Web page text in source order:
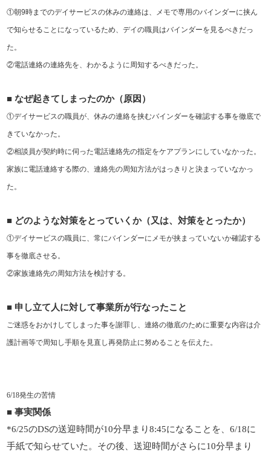
①朝9時までのデイサービスの休みの連絡は、メモで専用のバインダーに挟ん
で知らせることになっているため、デイの職員はバインダーを見るべきだっ
た。
②電話連絡の連絡先を、わかるように周知するべきだった。
■ なぜ起きてしまったのか（原因）
①デイサービスの職員が、休みの連絡を挟むバインダーを確認する事を徹底で
きていなかった。
②相談員が契約時に伺った電話連絡先の指定をケアプランにしていなかった。
家族に電話連絡する際の、連絡先の周知方法がはっきりと決まっていなかっ
た。
■ どのような対策をとっていくか（又は、対策をとったか）
①デイサービスの職員に、常にバインダーにメモが挟まっていないか確認する
事を徹底させる。
②家族連絡先の周知方法を検討する。
■ 申し立て人に対して事業所が行なったこと
ご迷惑をおかけしてしまった事を謝罪し、連絡の徹底のために重要な内容は介
護計画等で周知し手順を見直し再発防止に努めることを伝えた。
6/18発生の苦情
■ 事実関係
*6/25のDSの送迎時間が10分早まり8:45になることを、6/18に
手紙で知らせていた。その後、送迎時間がさらに10分早まり